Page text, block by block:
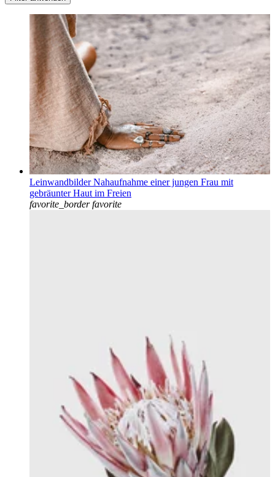
Leinwandbilder Nahaufnahme einer jungen Frau mit
gebräunter Haut im Freien
favorite_border favorite